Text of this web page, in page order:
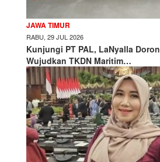
JAWA TIMUR
RABU, 29 JUL 2026
Kunjungi PT PAL, LaNyalla
Wujudkan TKDN Maritim…